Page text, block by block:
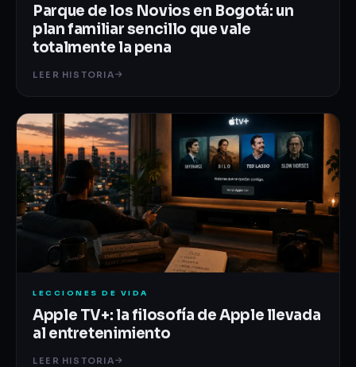
Parque de los Novios en Bogotá: un
plan familiar sencillo que vale
totalmente la pena
LEER HISTORIA
LECCIONES DE VIDA
Apple TV+: la filosofía de Apple llevada
al entretenimiento
LEER HISTORIA